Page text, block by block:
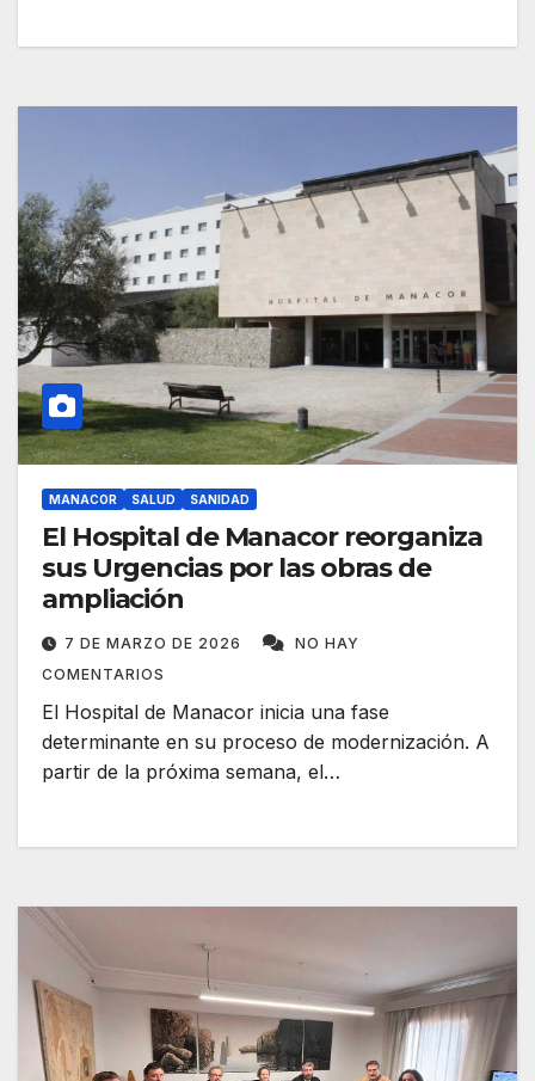
MANACOR SALUD SANIDAD
El Hospital de Manacor reorganiza
sus Urgencias por las obras de
ampliación
7 DE MARZO DE 2026
NO HAY
COMENTARIOS
El Hospital de Manacor inicia una fase
determinante en su proceso de modernización. A
partir de la próxima semana, el…